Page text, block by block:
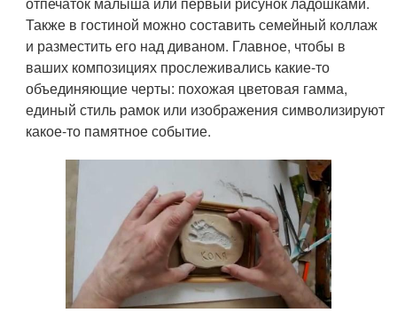
Также в гостиной можно составить семейный коллаж
и разместить его над диваном. Главное, чтобы в
ваших композициях прослеживались какие-то
объединяющие черты: похожая цветовая гамма,
единый стиль рамок или изображения символизируют
какое-то памятное событие.